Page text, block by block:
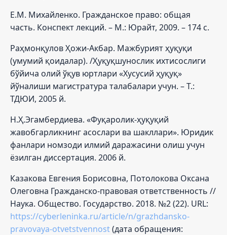
Е.М. Михайленко. Гражданское право: общая
часть. Конспект лекций. – М.: Юрайт, 2009. – 174 с.
Раҳмонқулов Ҳожи-Акбар. Мажбурият ҳуқуқи
(умумий қоидалар). /Ҳуқуқшунослик ихтисослиги
бўйича олий ўқув юртлари «Хусусий ҳуқуқ»
йўналиши магистратура талабалари учун. – Т.:
ТДЮИ, 2005 й.
Н.Ҳ.Эгамбердиева. «Фуқаролик-ҳуқуқий
жавобгарликнинг асослари ва шакллари». Юридик
фанлари номзоди илмий даражасини олиш учун
ёзилган диссертация. 2006 й.
Казакова Евгения Борисовна, Потолокова Оксана
Олеговна Гражданско-правовая ответственность //
Наука. Общество. Государство. 2018. №2 (22). URL:
https://cyberleninka.ru/article/n/grazhdansko-
pravovaya-otvetstvennost(дата обращения: